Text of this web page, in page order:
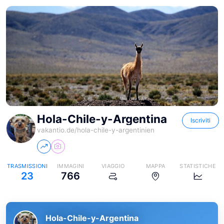
Hola-Chile-y-Argentina
vakantio.de/hola-chile-y-argentinien
Iscriviti
TRASMISSIONI
23
IMMAGINI
766
VIAGGIO MAPPA STATISTICHE
Hola-Chile-y-Argentina